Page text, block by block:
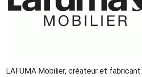
LAFUMA Mobilier, créateur et